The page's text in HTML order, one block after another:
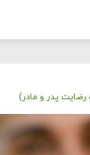
رضایت پدر و مادر)